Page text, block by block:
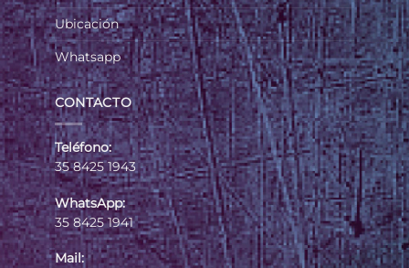
Ubicación
Whatsapp
CONTACTO
Teléfono:
35 8425 1943
WhatsApp:
35 8425 1941
Mail: